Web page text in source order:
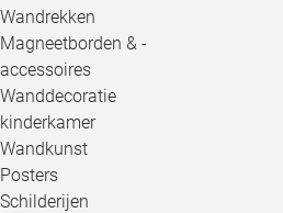
Wandrekken
Magneetborden & -
accessoires
Wanddecoratie
kinderkamer
Wandkunst
Posters
Schilderijen